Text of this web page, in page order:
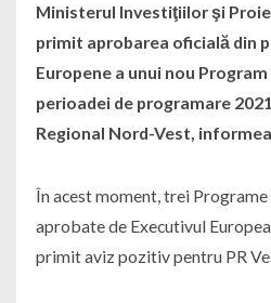
Ministerul Investiţiilor şi
primit aprobarea oficială din
Europene a unui nou
perioadei de programare
Regional Nord-Vest,
În acest moment, trei Programe
aprobate de Executivul
primit aviz pozitiv pentru PR